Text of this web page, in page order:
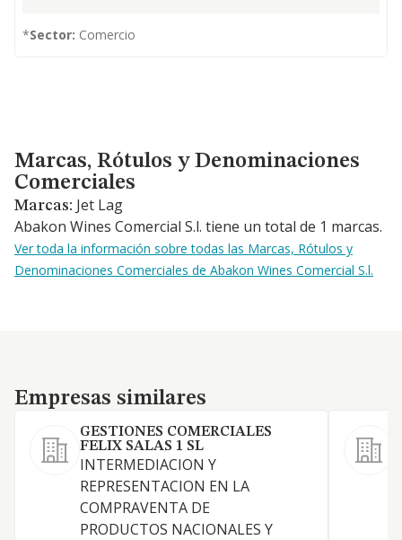
*Sector: Comercio
Marcas, Rótulos y Denominaciones Comerciales
Marcas, Rótulos y Denominaciones
Comerciales
Marcas: Jet Lag
Abakon Wines Comercial S.l. tiene un total de 1 marcas.
Ver toda la información sobre todas las Marcas, Rótulos y
Denominaciones Comerciales de Abakon Wines Comercial S.l.
Empresas similares
Empresas similares
GESTIONES COMERCIALES
FELIX SALAS 1 SL
INTERMEDIACION Y
REPRESENTACION EN LA
COMPRAVENTA DE
PRODUCTOS NACIONALES Y